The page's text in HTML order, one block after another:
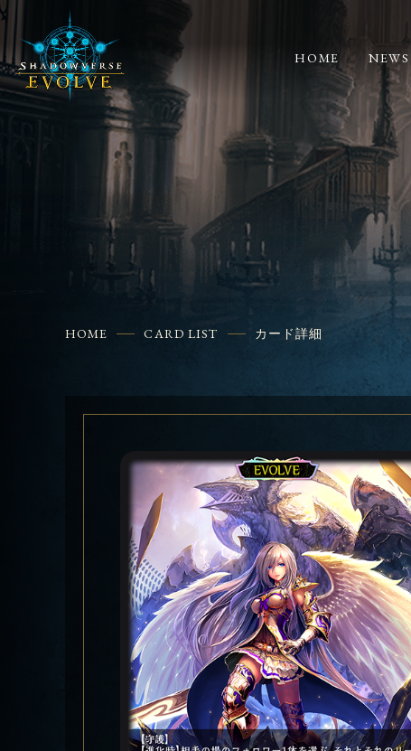
HOME NEWS
HOME CARD LIST カード詳細